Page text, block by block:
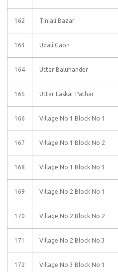
162 Tiniali Bazar
163 Udali Gaon
164 Uttar Baluhander
165 Uttar Laskar Pathar
166 Village No 1 Block No 1
167 Village No 1 Block No 2
168 Village No 1 Block No 3
169 Village No 2 Block No 1
170 Village No 2 Block No 2
171 Village No 2 Block No 3
172 Village No 3 Block No 1